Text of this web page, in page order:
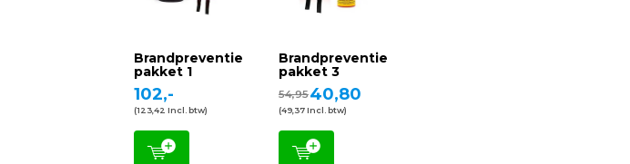
Brandpreventie
pakket 1
102,-
(123,42 Incl. btw)
Brandpreventie
pakket 3
54,9540,80
(49,37 Incl. btw)